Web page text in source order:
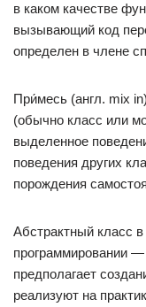
в каком качестве
вызывающий код
определен в члене
При́месь (англ. mix
(обычно класс или
выделенное
поведения других
порождения
Абстрактный класс
программировании
предполагает
реализуют на